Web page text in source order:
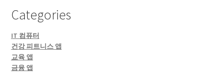
Categories
IT 컴퓨터
건강 피트니스 앱
교육 앱
금융 앱